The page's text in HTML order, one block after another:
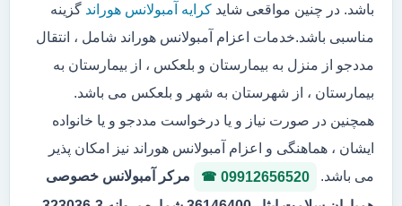
باشد. در چنین مواقعی شاید کرایه آمبولانس هوراند گزینه
مناسبی باشد.خدمات اعزام آمبولانس هوراند شامل ، انتقال
مددجو از منزل به بیمارستان و بلعکس ، از بیمارستان به
بیمارستان ، از شهرستان به شهر و بلعکس می باشد.
همچنین در صورت نیاز و یا درخواست مددجو و یا خانواده
ایشان ، هماهنگی و اعزام آمبولانس هوراند نیز امکان پذیر
می باشد.
09912656520
مرکر آمبولانس خصوصی